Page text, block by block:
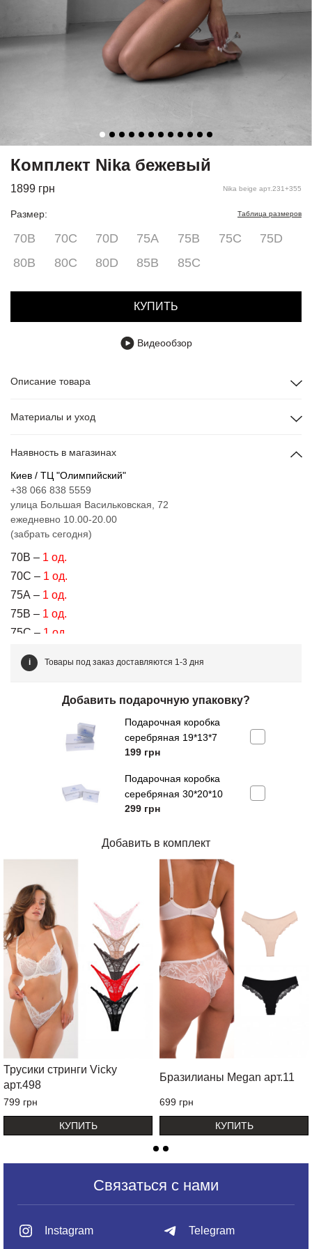
Комплект Nika бежевый
1899 грн Nika beige арт.231+355
Размер: Таблица размеров
70B 70C 70D 75A 75B 75C
75D
80B
80C 80D 85В 85С
КУПИТЬ
Видеообзор
Описание товара
Материалы и уход
Наявность в магазинах
Киев / ТЦ "Олимпийский"
+38 066 838 5559
улица Большая Васильковская, 72
ежедневно 10.00-20.00
(забрать сегодня)
70B – 1 од.
70C – 1 од.
75A – 1 од.
75B – 1 од.
75C – 1 од.
80B –
1 од.
1 од.
под заказ
под заказ
i Товары под заказ доставляются 1-3 дня
Добавить подарочную упаковку?
Подарочная коробка
серебряная 19*13*7
199 грн
Подарочная коробка
серебряная 30*20*10
299 грн
Добавить в комплект
Трусики стринги Vicky
арт.498
799 грн
КУПИТЬ
Бразилианы Megan арт.11
699 грн
КУПИТЬ
Связаться с нами
Instagram Telegram